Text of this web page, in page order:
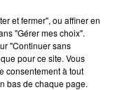
et fermer", ou affiner en
"Gérer mes choix".
"Continuer sans
pour ce site. Vous
consentement à tout
bas de chaque page.